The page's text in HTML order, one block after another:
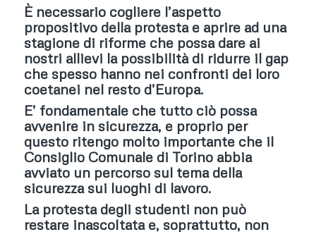
È necessario cogliere l’aspetto
propositivo della protesta e aprire ad una
stagione di riforme che possa dare ai
nostri allievi la possibilità di ridurre il gap
che spesso hanno nei confronti dei loro
coetanei nel resto d’Europa.
E’ fondamentale che tutto ciò possa
avvenire in sicurezza, e proprio per
questo ritengo molto importante che il
Consiglio Comunale di Torino abbia
avviato un percorso sul tema della
sicurezza sui luoghi di lavoro.
La protesta degli studenti non può
restare inascoltata e, soprattutto, non